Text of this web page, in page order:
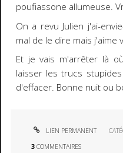
poufiassone allumeuse.
On a revu Julien j'ai-
mal de le dire mais j'aime
Et je vais m'arrêter là
laisser les trucs
d'effacer. Bonne nuit ou
LIEN PERMANENT
3 COMMENTAIRES